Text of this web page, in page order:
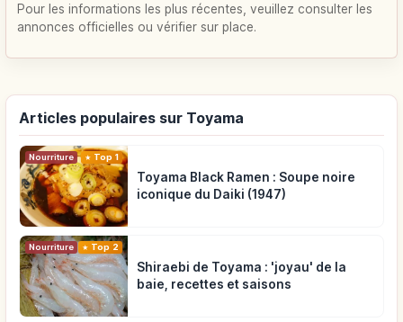
Pour les informations les plus récentes, veuillez consulter les
annonces officielles ou vérifier sur place.
Articles populaires sur Toyama
Nourriture Top 1
Toyama Black Ramen : Soupe noire
iconique du Daiki (1947)
Nourriture Top 2
Shiraebi de Toyama : 'joyau' de la
baie, recettes et saisons